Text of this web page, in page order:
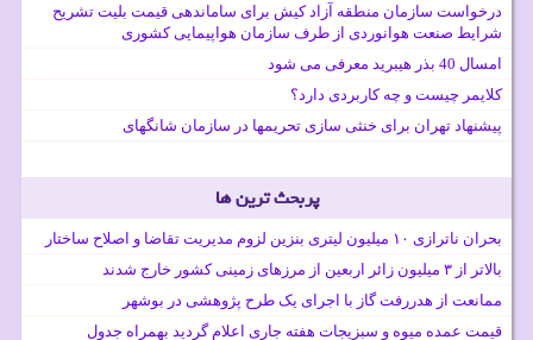
درخواست سازمان منطقه آزاد کیش برای ساماندهی قیمت بلیت تشریح
شرایط صنعت هوانوردی از طرف سازمان هواپیمایی کشوری
امسال 40 بذر هیبرید معرفی می شود
کلایمر چیست و چه کاربردی دارد؟
پیشنهاد تهران برای خنثی سازی تحریمها در سازمان شانگهای
پربحث ترین ها
بحران ناترازی ۱۰ میلیون لیتری بنزین لزوم مدیریت تقاضا و اصلاح ساختار
بالاتر از ۳ میلیون زائر اربعین از مرزهای زمینی کشور خارج شدند
ممانعت از هدررفت گاز با اجرای یک طرح پژوهشی در بوشهر
قیمت عمده میوه و سبزیجات هفته جاری اعلام گردید بهمراه جدول